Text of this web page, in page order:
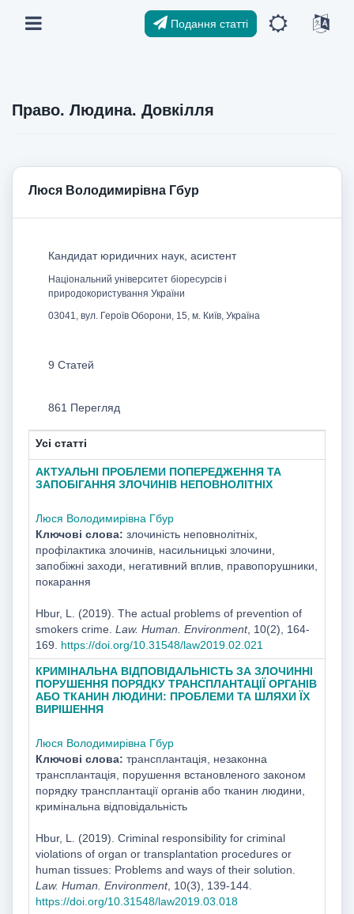
Подання статті
Право. Людина. Довкілля
Люся Володимирівна Гбур
Кандидат юридичних наук, асистент
Національний університет біоресурсів і
природокористування України
03041, вул. Героїв Оборони, 15, м. Київ, Україна
9 Статей
861 Перегляд
Усі статті
АКТУАЛЬНІ ПРОБЛЕМИ ПОПЕРЕДЖЕННЯ ТА
ЗАПОБІГАННЯ ЗЛОЧИНІВ НЕПОВНОЛІТНІХ
Люся Володимирівна Гбур
Ключові слова: злочиність неповнолітніх,
профілактика злочинів, насильницькі злочини,
запобіжні заходи, негативний вплив, правопорушники,
покарання
Hbur, L. (2019). The actual problems of prevention of
smokers crime. Law. Human. Environment, 10(2), 164-
169. https://doi.org/10.31548/law2019.02.021
КРИМІНАЛЬНА ВІДПОВІДАЛЬНІСТЬ ЗА ЗЛОЧИННІ
ПОРУШЕННЯ ПОРЯДКУ ТРАНСПЛАНТАЦІЇ ОРГАНІВ
АБО ТКАНИН ЛЮДИНИ: ПРОБЛЕМИ ТА ШЛЯХИ ЇХ
ВИРІШЕННЯ
Люся Володимирівна Гбур
Ключові слова: трансплантація, незаконна
трансплантація, порушення встановленого законом
порядку трансплантації органів або тканин людини,
кримінальна відповідальність
Hbur, L. (2019). Criminal responsibility for criminal
violations of organ or transplantation procedures or
human tissues: Problems and ways of their solution.
Law. Human. Environment, 10(3), 139-144.
https://doi.org/10.31548/law2019.03.018